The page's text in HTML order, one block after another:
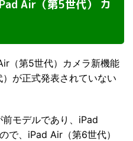
Air（第5世代） カ
（第5世代）カメラ新機能
が正式発表されていない
モデルであり、iPad
で、iPad Air（第6世代）